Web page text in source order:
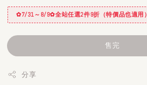
✿7/31～8/9✿全站任選2件9折（特價品也適用）
售完
分享